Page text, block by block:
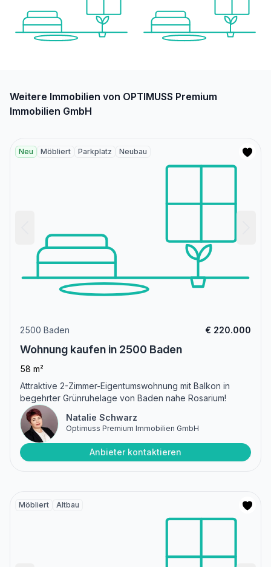
Weitere Immobilien von OPTIMUSS Premium
Immobilien GmbH
Neu Möbliert Parkplatz Neubau
2500 Baden € 220.000
Wohnung kaufen in 2500 Baden
58 m²
Attraktive 2-Zimmer-Eigentumswohnung mit Balkon in
begehrter Grünruhelage von Baden nahe Rosarium!
Natalie Schwarz
Optimuss Premium Immobilien GmbH
Anbieter kontaktieren
Möbliert Altbau